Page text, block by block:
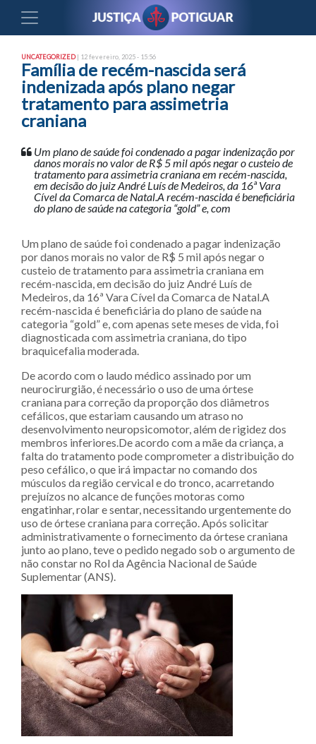
UNCATEGORIZED| 12 fevereiro, 2025 - 15:56
Família de recém-nascida será
indenizada após plano negar
tratamento para assimetria
craniana
Um plano de saúde foi condenado a pagar indenização por
danos morais no valor de R$ 5 mil após negar o custeio de
tratamento para assimetria craniana em recém-nascida,
em decisão do juiz André Luís de Medeiros, da 16ª Vara
Cível da Comarca de Natal.A recém-nascida é beneficiária
do plano de saúde na categoria “gold” e, com
Um plano de saúde foi condenado a pagar indenização
por danos morais no valor de R$ 5 mil após negar o
custeio de tratamento para assimetria craniana em
recém-nascida, em decisão do juiz André Luís de
Medeiros, da 16ª Vara Cível da Comarca de Natal.A
recém-nascida é beneficiária do plano de saúde na
categoria “gold” e, com apenas sete meses de vida, foi
diagnosticada com assimetria craniana, do tipo
braquicefalia moderada.
De acordo com o laudo médico assinado por um
neurocirurgião, é necessário o uso de uma órtese
craniana para correção da proporção dos diâmetros
cefálicos, que estariam causando um atraso no
desenvolvimento neuropsicomotor, além de rigidez dos
membros inferiores.De acordo com a mãe da criança, a
falta do tratamento pode comprometer a distribuição do
peso cefálico, o que irá impactar no comando dos
músculos da região cervical e do tronco, acarretando
prejuízos no alcance de funções motoras como
engatinhar, rolar e sentar, necessitando urgentemente do
uso de órtese craniana para correção. Após solicitar
administrativamente o fornecimento da órtese craniana
junto ao plano, teve o pedido negado sob o argumento de
não constar no Rol da Agência Nacional de Saúde
Suplementar (ANS).